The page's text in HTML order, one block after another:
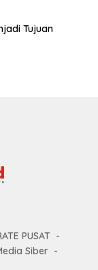
Tujuan
PUSAT
Siber